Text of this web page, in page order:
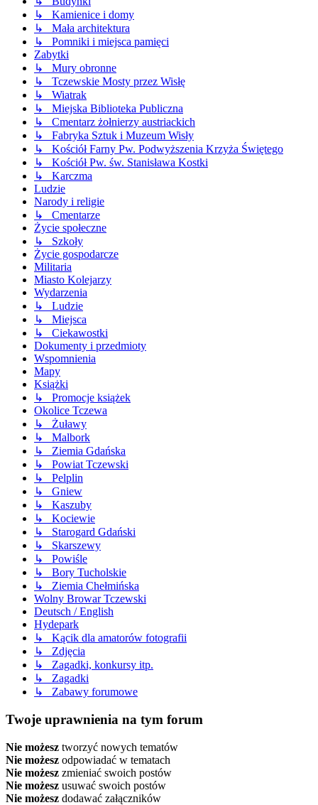
↳ Kamienice i domy
↳ Mała architektura
↳ Pomniki i miejsca pamięci
Zabytki
↳ Mury obronne
↳ Tczewskie Mosty przez Wisłę
↳ Wiatrak
↳ Miejska Biblioteka Publiczna
↳ Cmentarz żołnierzy austriackich
↳ Fabryka Sztuk i Muzeum Wisły
↳ Kościół Farny Pw. Podwyższenia Krzyża Świętego
↳ Kościół Pw. św. Stanisława Kostki
↳ Karczma
Ludzie
Narody i religie
↳ Cmentarze
Życie społeczne
↳ Szkoły
Życie gospodarcze
Militaria
Miasto Kolejarzy
Wydarzenia
↳ Ludzie
↳ Miejsca
↳ Ciekawostki
Dokumenty i przedmioty
Wspomnienia
Mapy
Książki
↳ Promocje książek
Okolice Tczewa
↳ Żuławy
↳ Malbork
↳ Ziemia Gdańska
↳ Powiat Tczewski
↳ Pelplin
↳ Gniew
↳ Kaszuby
↳ Kociewie
↳ Starogard Gdański
↳ Skarszewy
↳ Powiśle
↳ Bory Tucholskie
↳ Ziemia Chełmińska
Wolny Browar Tczewski
Deutsch / English
Hydepark
↳ Kącik dla amatorów fotografii
↳ Zdjęcia
↳ Zagadki, konkursy itp.
↳ Zagadki
↳ Zabawy forumowe
Twoje uprawnienia na tym forum
Nie możesz tworzyć nowych tematów
Nie możesz odpowiadać w tematach
Nie możesz zmieniać swoich postów
Nie możesz usuwać swoich postów
Nie możesz dodawać załączników